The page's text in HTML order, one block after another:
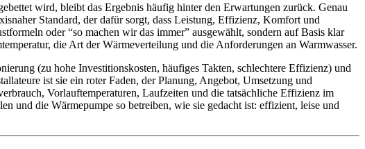
wird, bleibt das Ergebnis häufig hinter den Erwartungen zurück. Genau
Standard, der dafür sorgt, dass Leistung, Effizienz, Komfort und
oder “so machen wir das immer” ausgewählt, sondern auf Basis klar
die Art der Wärmeverteilung und die Anforderungen an Warmwasser.
(zu hohe Investitionskosten, häufiges Takten, schlechtere Effizienz) und
ist sie ein roter Faden, der Planung, Angebot, Umsetzung und
Vorlauftemperaturen, Laufzeiten und die tatsächliche Effizienz im
und die Wärmepumpe so betreiben, wie sie gedacht ist: effizient, leise und